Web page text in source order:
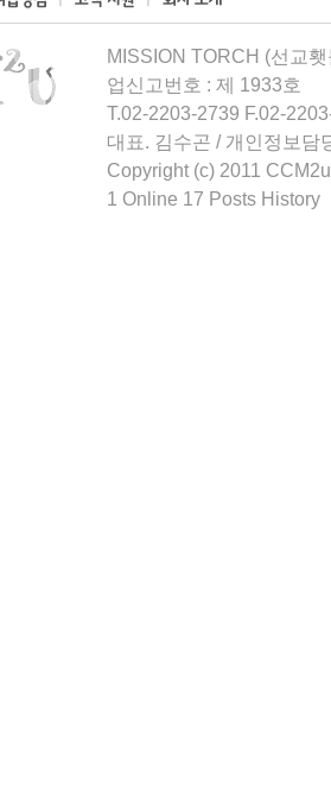
MISSION TORCH (선교
업신고번호 : 제 1933호
T.02-2203-2739 F.02-
대표. 김수곤 / 개인정보담
Copyright (c) 2011
1 Online 17 Posts History